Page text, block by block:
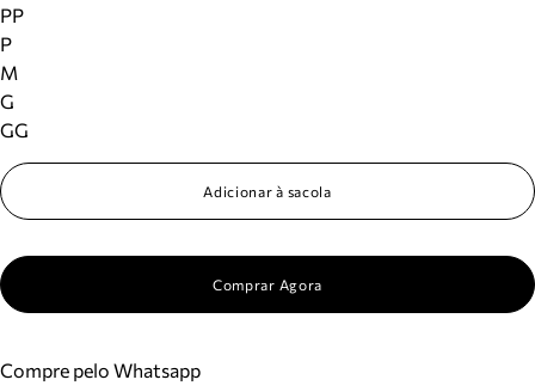
PP
P
M
G
GG
Adicionar à sacola
Comprar Agora
Compre pelo Whatsapp